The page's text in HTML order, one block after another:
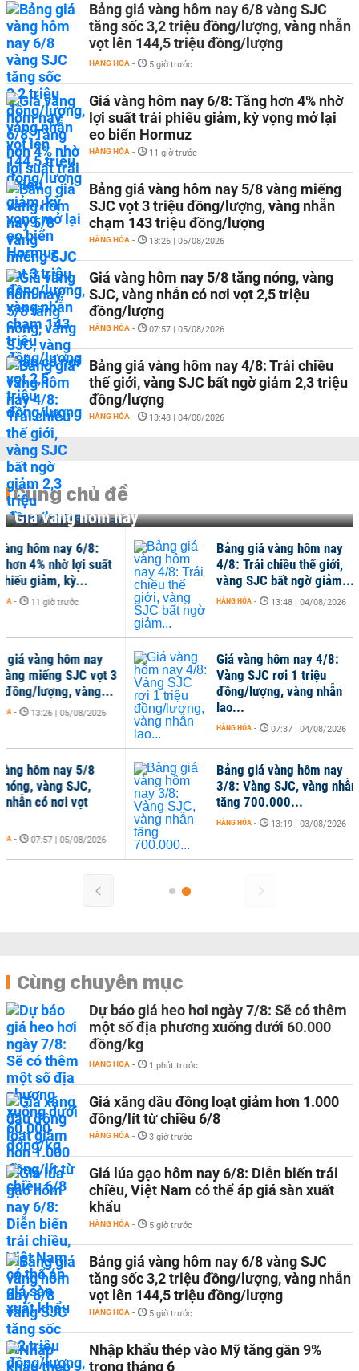
Bảng giá vàng hôm nay 6/8 vàng SJC
tăng sốc 3,2 triệu đồng/lượng, vàng nhẫn
vọt lên 144,5 triệu đồng/lượng
HÀNG HÓA - 5 giờ trước
Giá vàng hôm nay 6/8: Tăng hơn 4% nhờ
lợi suất trái phiếu giảm, kỳ vọng mở lại
eo biển Hormuz
HÀNG HÓA - 11 giờ trước
Bảng giá vàng hôm nay 5/8 vàng miếng
SJC vọt 3 triệu đồng/lượng, vàng nhẫn
chạm 143 triệu đồng/lượng
HÀNG HÓA - 13:26 | 05/08/2026
Giá vàng hôm nay 5/8 tăng nóng, vàng
SJC, vàng nhẫn có nơi vọt 2,5 triệu
đồng/lượng
HÀNG HÓA - 07:57 | 05/08/2026
Bảng giá vàng hôm nay 4/8: Trái chiều
thế giới, vàng SJC bất ngờ giảm 2,3 triệu
đồng/lượng
HÀNG HÓA - 13:48 | 04/08/2026
Cùng chủ đề
Giá vàng hôm nay
hôm nay 6/8:
4% nhờ lợi suất
giảm, kỳ...
11 giờ trước
vàng hôm nay
miếng SJC vọt 3
lượng, vàng...
13:26 | 05/08/2026
hôm nay 5/8
vàng SJC,
có nơi vọt
07:57 | 05/08/2026
Bảng giá vàng hôm nay
4/8: Trái chiều thế giới,
vàng SJC bất ngờ giảm...
HÀNG HÓA - 13:48 | 04/08/2026
Giá vàng hôm nay 4/8:
Vàng SJC rơi 1 triệu
đồng/lượng, vàng nhẫn
lao...
HÀNG HÓA - 07:37 | 04/08/2026
Bảng giá vàng hôm nay
3/8: Vàng SJC, vàng nhẫn
tăng 700.000...
HÀNG HÓA - 13:19 | 03/08/2026
Cùng chuyên mục
Dự báo giá heo hơi ngày 7/8: Sẽ có thêm
một số địa phương xuống dưới 60.000
đồng/kg
HÀNG HÓA - 1 phút trước
Giá xăng dầu đồng loạt giảm hơn 1.000
đồng/lít từ chiều 6/8
HÀNG HÓA - 3 giờ trước
Giá lúa gạo hôm nay 6/8: Diễn biến trái
chiều, Việt Nam có thể áp giá sàn xuất
khẩu
HÀNG HÓA - 5 giờ trước
Bảng giá vàng hôm nay 6/8 vàng SJC
tăng sốc 3,2 triệu đồng/lượng, vàng nhẫn
vọt lên 144,5 triệu đồng/lượng
HÀNG HÓA - 5 giờ trước
Nhập khẩu thép vào Mỹ tăng gần 9%
trong tháng 6